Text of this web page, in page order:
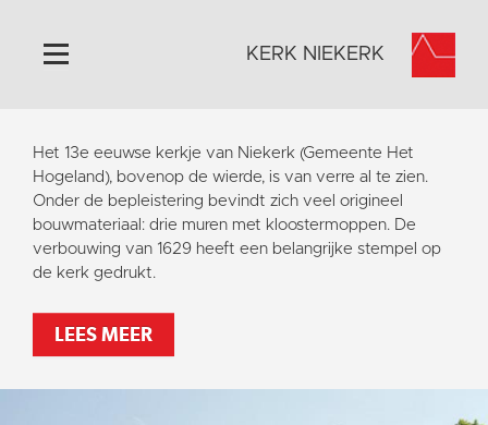
Home
Algemeen
Historie
Omgeving
Activiteiten
Steun ons
Contact
Vaktaal
KERK NIEKERK
Het 13e eeuwse kerkje van Niekerk (Gemeente Het
Hogeland), bovenop de wierde, is van verre al te zien.
Onder de bepleistering bevindt zich veel origineel
bouwmateriaal: drie muren met kloostermoppen. De
verbouwing van 1629 heeft een belangrijke stempel op
de kerk gedrukt.
LEES MEER